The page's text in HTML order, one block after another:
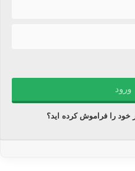
خود را فراموش کرده اید؟